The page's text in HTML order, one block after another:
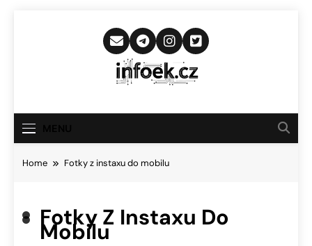
Infoek.cz
Novinkám
Home Fotky z instaxu do mobilu
Fotky Z Instaxu Do
Mobilu